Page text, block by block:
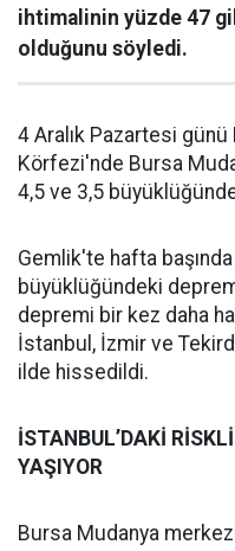
ihtimalinin yüzde 47
olduğunu söyledi.
4 Aralık Pazartesi
Körfezi'nde Bursa
4,5 ve 3,5
Gemlik'te hafta
büyüklüğündeki
depremi bir kez daha
İstanbul, İzmir ve
ilde hissedildi.
İSTANBUL’DAKİ
YAŞIYOR
Bursa Mudanya